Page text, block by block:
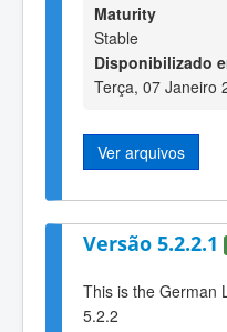
Maturity
Stable
Disponibilizado
Terça, 07 Janeiro
Ver arquivos
Versão 5.2.2.1
This is the German
5.2.2